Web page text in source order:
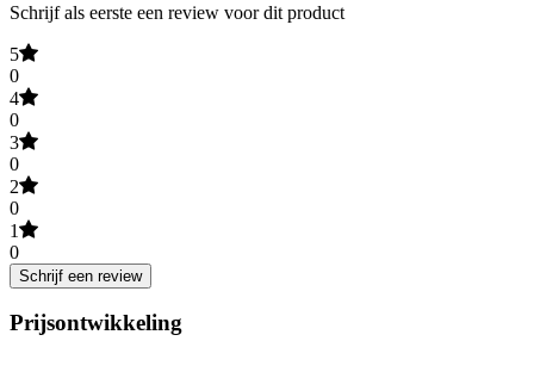
Schrijf als eerste een review voor dit product
5
0
4
0
3
0
2
0
1
0
Schrijf een review
Prijsontwikkeling